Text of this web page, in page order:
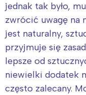
jednak tak było,
zwrócić uwagę na
jest naturalny,
przyjmuje się
lepsze od
niewielki dodatek
często zalecany.